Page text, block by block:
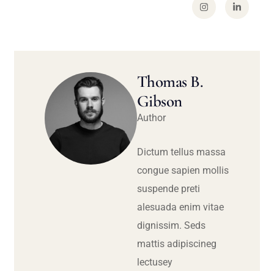
Thomas B.
Gibson
Author
Dictum tellus massa
congue sapien mollis
suspende preti
alesuada enim vitae
dignissim. Seds
mattis adipiscineg
lectusey